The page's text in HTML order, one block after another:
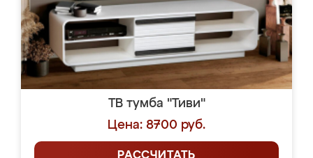
ТВ тумба "Тиви"
Цена: 8700 руб.